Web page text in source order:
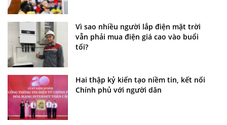
Vì sao nhiều người lắp điện mặt trời
vẫn phải mua điện giá cao vào buổi
tối?
Hai thập kỷ kiến tạo niềm tin, kết nối
Chính phủ với người dân